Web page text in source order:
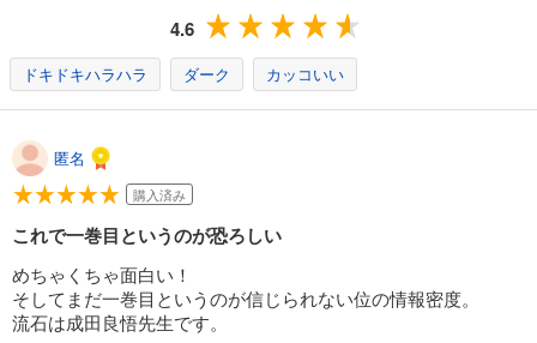
デッドマウント・デスプレイ 14巻
デッドマウント・デスプレイ 15巻
試し読み
あらすじを表示する
4.6
ドキドキハラハラ ダーク カッコいい
匿名
購入済み
これで一巻目というのが恐ろしい
めちゃくちゃ面白い！
そしてまだ一巻目というのが信じられない位の情報密度。
流石は成田良悟先生です。